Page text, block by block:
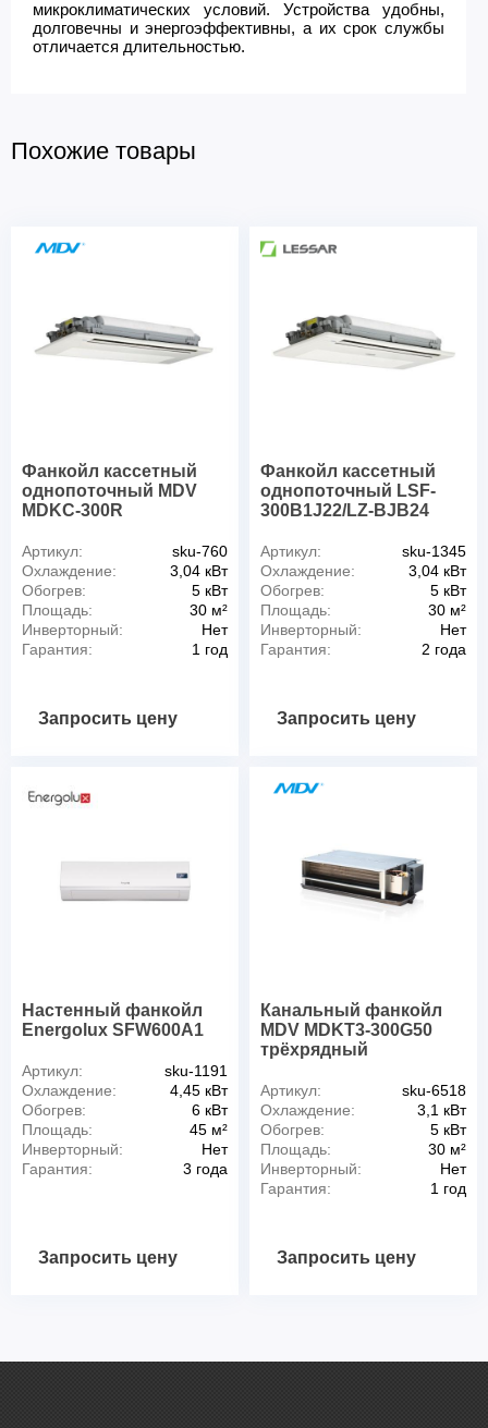
микроклиматических условий. Устройства удобны,
долговечны и энергоэффективны, а их срок службы
отличается длительностью.
Похожие товары
Фанкойл кассетный
однопоточный MDV
MDKC-300R
Артикул:
sku-760
Охлаждение:
3,04 кВт
Обогрев:
5 кВт
Площадь:
30 м²
Инверторный:
Нет
Гарантия:
1 год
Запросить цену
Фанкойл кассетный
однопоточный LSF-
300B1J22/LZ-BJB24
Артикул:
sku-1345
Охлаждение:
3,04 кВт
Обогрев:
5 кВт
Площадь:
30 м²
Инверторный:
Нет
Гарантия:
2 года
Запросить цену
Настенный фанкойл
Energolux SFW600A1
Артикул:
sku-1191
Охлаждение:
4,45 кВт
Обогрев:
6 кВт
Площадь:
45 м²
Инверторный:
Нет
Гарантия:
3 года
Запросить цену
Канальный фанкойл
MDV MDKT3-300G50
трёхрядный
Артикул:
sku-6518
Охлаждение:
3,1 кВт
Обогрев:
5 кВт
Площадь:
30 м²
Инверторный:
Нет
Гарантия:
1 год
Запросить цену